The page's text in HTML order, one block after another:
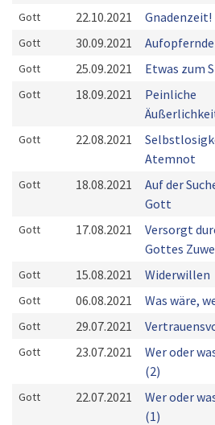
Gott 22.10.2021 Gnadenzeit!
Gott 30.09.2021
Gott 25.09.2021 Etwas zum
Gott 18.09.2021
Peinliche
Gott 22.08.2021
Atemnot
Gott 18.08.2021
Auf der
Gott
Gott 17.08.2021
Versorgt
Gottes
Gott 15.08.2021 Widerwillen
Gott 06.08.2021 Was wäre,
Gott 29.07.2021
Gott 23.07.2021
Wer oder
(2)
Gott 22.07.2021
Wer oder
(1)